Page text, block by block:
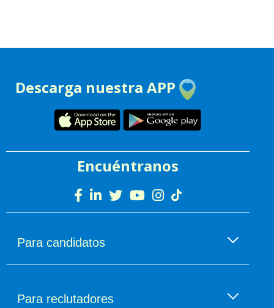
Descarga nuestra APP
Encuéntranos
Para candidatos
Sueldos
Para reclutadores